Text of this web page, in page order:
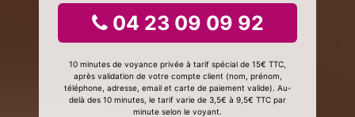
04 23 09 09 92
10 minutes de voyance privée à tarif spécial de 15€ TTC,
après validation de votre compte client (nom, prénom,
téléphone, adresse, email et carte de paiement valide). Au-
delà des 10 minutes, le tarif varie de 3,5€ à 9,5€ TTC par
minute selon le voyant.